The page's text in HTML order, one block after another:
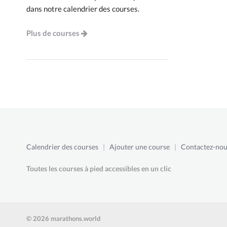
dans notre calendrier des courses.
Plus de courses
Calendrier des courses | Ajouter une course | Contactez-
Toutes les courses à pied accessibles en un clic
© 2026 marathons.world